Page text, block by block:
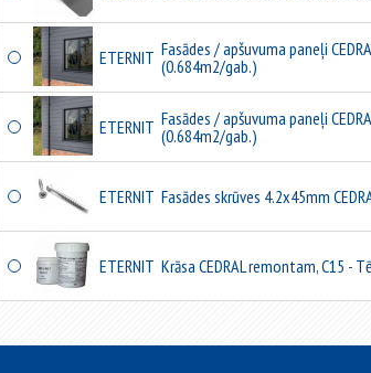
ETERNIT Fasādes / apšuvuma paneļi
(0.684m2/gab.)
ETERNIT Fasādes / apšuvuma paneļi
(0.684m2/gab.)
ETERNIT Fasādes skrūves 4.2x45mm
ETERNIT Krāsa CEDRAL remontam, C15 -